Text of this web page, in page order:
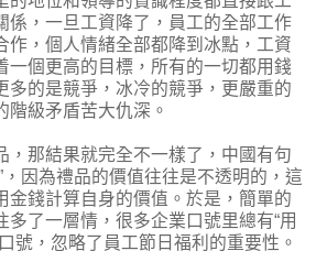
係，一旦工資降了，員工的全部工作
作，個人情緒全部都降到冰點，工資
一個更高的目標，所有的一切都用錢
多的是競爭，冰冷的競爭，更嚴重的
階級矛盾苦大仇深。
那結果就完全不一樣了，中國有句
，因為禮品的價值往往是不透明的，這
金錢計算自身的價值。於是，簡單的
多了一層情，很多企業口號里總有“用
號，忽略了員工節日福利的重要性。